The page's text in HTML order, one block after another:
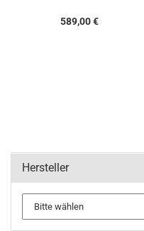
589,00 €
Hersteller